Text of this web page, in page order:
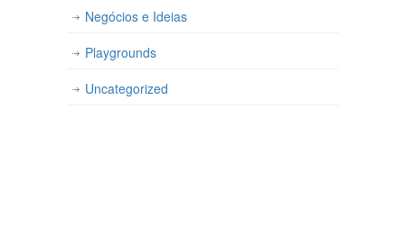
Negócios e Ideias
Playgrounds
Uncategorized